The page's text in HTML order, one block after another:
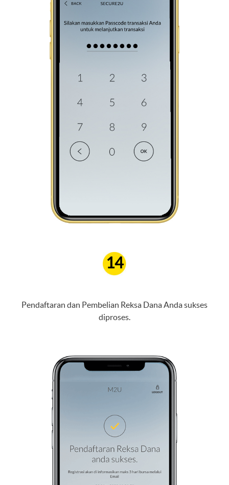
14
Pendaftaran dan Pembelian Reksa Dana Anda sukses
diproses.